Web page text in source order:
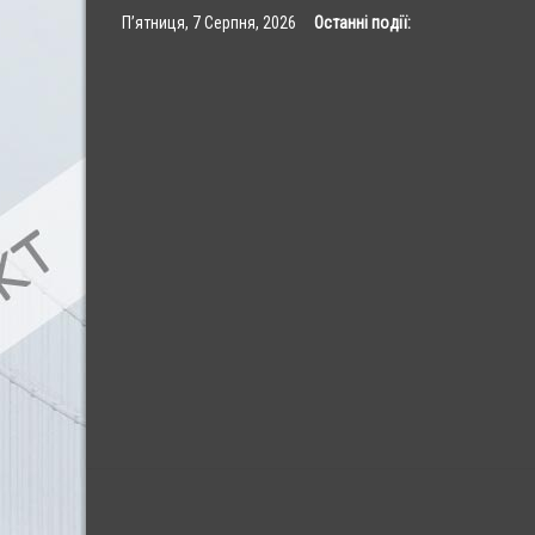
П’ятниця, 7 Серпня, 2026 Останні події: